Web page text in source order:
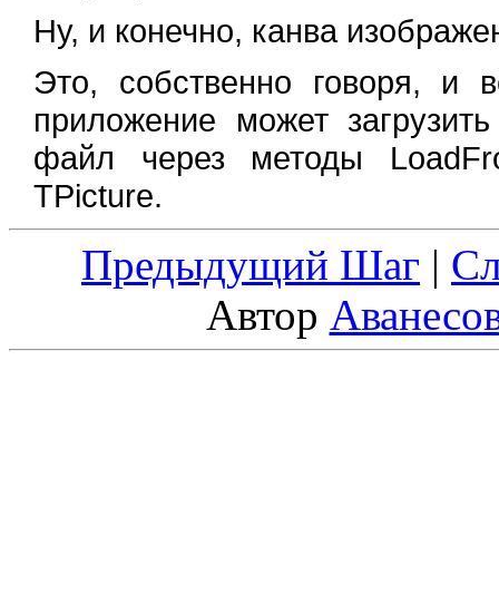
Ну, и конечно, канва
Это, собственно говоря, и
приложение может
файл через методы
TPicture.
Предыдущий Шаг |
Автор